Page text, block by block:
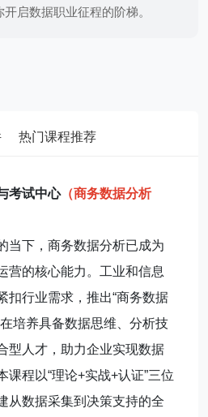
启数据职业征程的阶梯。
热门课程推荐
考试中心（商务数据分析
当下，商务数据分析已成为
营的核心能力。工业和信息
扣行业需求，推出“商务数据
培养具备数据思维、分析技
型人才，助力企业实现数据
课程以“理论+实战+认证”三位
从数据采集到决策支持的全